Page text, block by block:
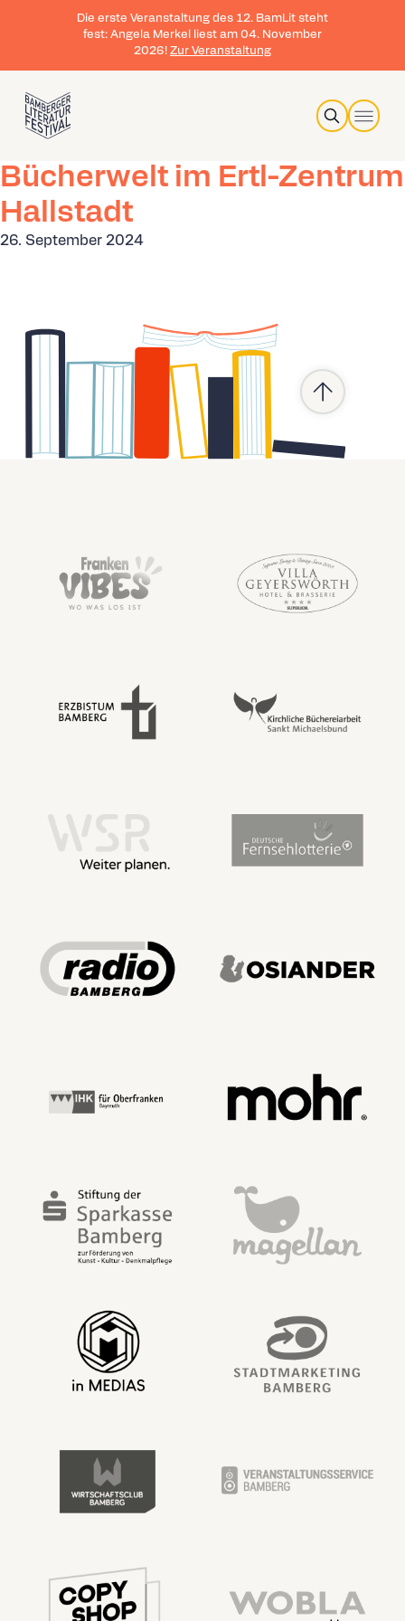
Die erste Veranstaltung des 12. BamLit steht
fest: Angela Merkel liest am 04. November
2026! Zur Veranstaltung
Search
Bücherwelt im Ertl-Zentrum
Hallstadt
26. September 2024